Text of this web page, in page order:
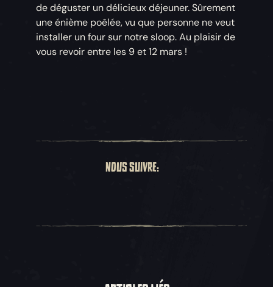
de déguster un délicieux déjeuner. Sûrement
une énième poêlée, vu que personne ne veut
installer un four sur notre sloop. Au plaisir de
vous revoir entre les 9 et 12 mars !
NOUS SUIVRE: